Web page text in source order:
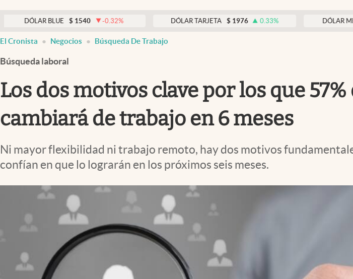
Clima
Mundial 2026
El Cronista Studio
Mediakit
abre en nueva pestaña
BLUE $ 1540 -0.32% DÓLAR TARJETA $ 1976 0.33% DÓLAR MEP $
El Cronista Negocios Búsqueda De Trabajo
Búsqueda laboral
Los dos motivos clave por los que
cambiará de trabajo en 6 meses
Ni mayor flexibilidad ni trabajo remoto, hay dos motivos
confían en que lo lograrán en los próximos seis meses.